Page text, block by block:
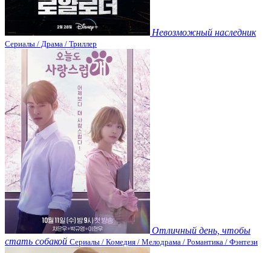
Невозможный наследник
Сериалы / Драма / Триллер
Отличный день, чтобы
стать собакой Сериалы / Комедия / Мелодрама / Романтика / Фэнтези